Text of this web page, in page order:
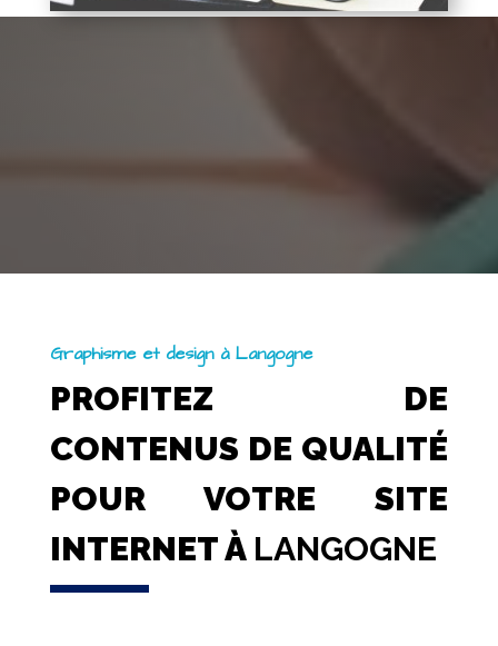
Graphisme et design à Langogne
PROFITEZ DE
CONTENUS DE QUALITÉ
POUR VOTRE SITE
INTERNET À LANGOGNE